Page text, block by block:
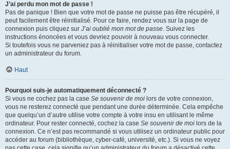
J’ai perdu mon mot de passe !
Pas de panique ! Bien que votre mot de passe ne puisse pas être récupéré, il
peut facilement être réinitialisé. Pour ce faire, rendez vous sur la page de
connexion puis cliquez sur J’ai oublié mon mot de passe. Suivez les
instructions énoncées et vous devriez pouvoir à nouveau vous connecter.
Si toutefois vous ne parveniez pas à réinitialiser votre mot de passe, contactez
un administrateur du forum.
Haut
Pourquoi suis-je automatiquement déconnecté ?
Si vous ne cochez pas la case Se souvenir de moi lors de votre connexion,
vous ne resterez connecté que pendant une durée déterminée. Cela empêche
que quelqu’un d’autre utilise votre compte à votre insu en utilisant le même
ordinateur. Pour rester connecté, cochez la case Se souvenir de moi lors de la
connexion. Ce n’est pas recommandé si vous utilisez un ordinateur public pour
accéder au forum (bibliothèque, cyber-café, université, etc.). Si vous ne voyez